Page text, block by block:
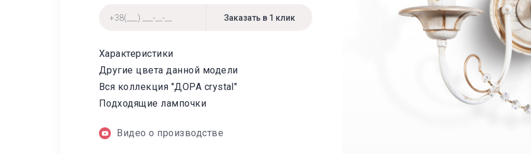
Характеристики
Другие цвета данной модели
Вся коллекция "ДОРА crystal"
Подходящие лампочки
Видео о производстве